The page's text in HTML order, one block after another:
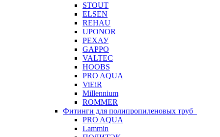
STOUT
ELSEN
REHAU
UPONOR
РЕХАУ
GAPPO
VALTEC
HOOBS
PRO AQUA
ViEiR
Millennium
ROMMER
Фитинги для полипропиленовых труб
PRO AQUA
Lammin